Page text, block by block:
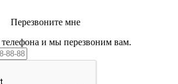
Перезвоните мне
и мы перезвоним вам.